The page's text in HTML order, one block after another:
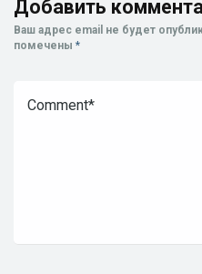
Добавить
Ваш адрес email не будет
помечены *